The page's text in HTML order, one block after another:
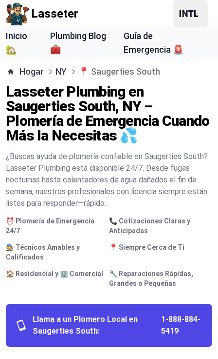
Lasseter
Inicio
🏡
Plumbing Blog
🧰
Guía de
Emergencia 🚨
Hogar NY 📍 Saugerties South
Lasseter Plumbing en
Saugerties South, NY –
Plomería de Emergencia Cuando
Más la Necesitas 💦
¿Buscas ayuda de plomería confiable en Saugerties South?
Lasseter Plumbing está disponible 24/7. Desde fugas
nocturnas hasta calentadores de agua dañados el fin de
semana, nuestros profesionales con licencia siempre están
listos para responder—rápido.
⏰ Plomería de Emergencia
24/7
📞 Cotizaciones Claras y
Anticipadas
🧑‍🔧 Técnicos Amables y
Calificados
📍 Siempre Cerca de Ti
🏠 Residencial y 🏢 Comercial
🔧 Reparaciones Rápidas,
Grandes o Pequeñas
Llama a un Plomero Local en
Saugerties South:
1-888-884-
5419